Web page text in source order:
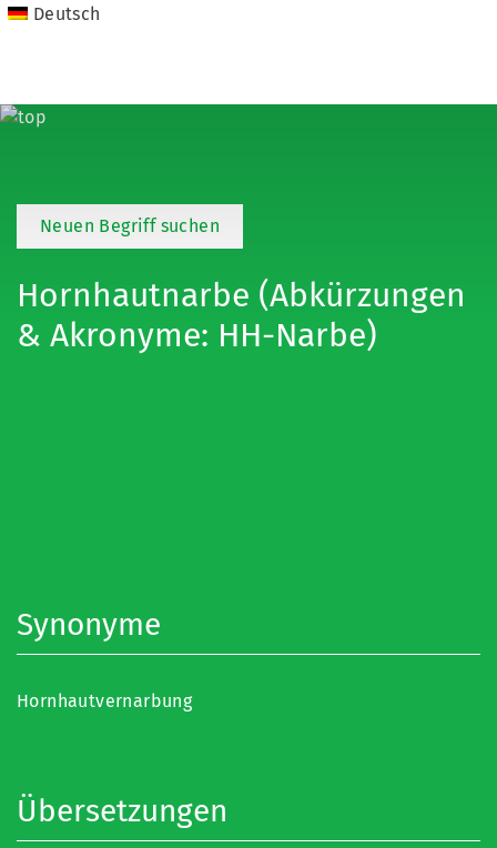
Deutsch
Neuen Begriff suchen
Hornhautnarbe (Abkürzungen
& Akronyme: HH-Narbe)
Synonyme
Hornhautvernarbung
Übersetzungen